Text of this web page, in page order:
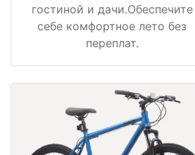
гостиной и дачи.Обеспечите
себе комфортное лето без
переплат.